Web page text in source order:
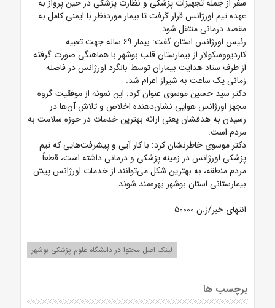
سفر از جمله تجهیزات پزشکی و نظارت پزشکی در حین پرواز به
عهده تیم اورژانس قرار گرفت تا بیمار موردنظر با ایمنی کامل به
مقصد درمانی منتقل شود.
رئیس اورژانس استان گفت: بیمار ۶۹ ساله جهت تعبیه
کاردیووسکولار از بیمارستان قلب بوشهر با هماهنگی صورت گرفته
از طرف ستاد هدایت بیماران توسط بالگرد اورژانس در فاصله
زمانی یک ساعت به شیراز اعزام شد.
دکتر سید حسین موسوی عنوان کرد: این نمونه از موفقیت گروه
مجهز اورژانس هوایی نشان‌دهنده اخلاص و تلاش آن‌ها در
رسیدن به هدفشان یعنی ارائه بهترین خدمات در حوزه سلامت به
مردم است.
دکتر موسوی خاطرنشان کرد: با کار آیی و پیشرفت‌هایی که تیم
پزشکی اورژانس در زمینه پزشکی و درمانی داشته است، قطعاً
مردم منطقه، به بهترین شکل می‌توانند از خدمات اورژانس پیش
بیمارستانی استان بوشهر بهره‌مند شوند.
انتهای خبر/ز.ن ۵۰۰۰۰
لینک اصل محتوا در دانشگاه علوم پزشکی بوشهر
برچسب ها